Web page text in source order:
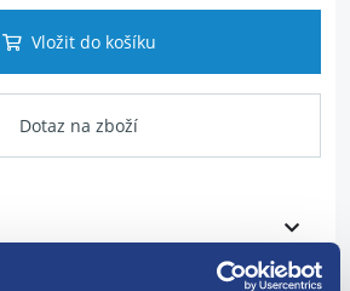
Vložit do košíku
Dotaz na zboží